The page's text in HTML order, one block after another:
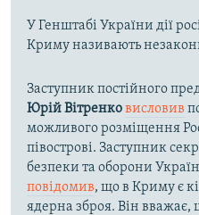
У Генштабі України дії
Криму називають
Заступник постійного
Юрій Вітренковисловив
можливого розміщення
півострові. Заступник
безпеки та оборони
повідомив, що в Криму є
ядерна зброя. Він вважає,